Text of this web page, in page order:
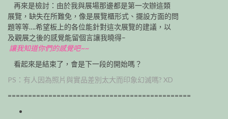
再來是檢討：由於我與展場那邊都是第一次辦這類
展覽，缺失在所難免，像是展覽櫃形式、擺設方面的問
題等等….希望板上的各位能針對這次展覽的建議，以
及觀展之後的感覺能留個言讓我曉得–
讓我知道你們的感覺吧~~
看起來是結束了，會是下一段的開始嗎？
PS：有人因為照片與實品差別太大而印象幻滅嗎? XD
=============================================